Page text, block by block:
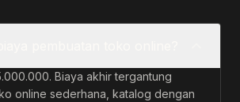
Biaya akhir tergantung
online sederhana, katalog dengan